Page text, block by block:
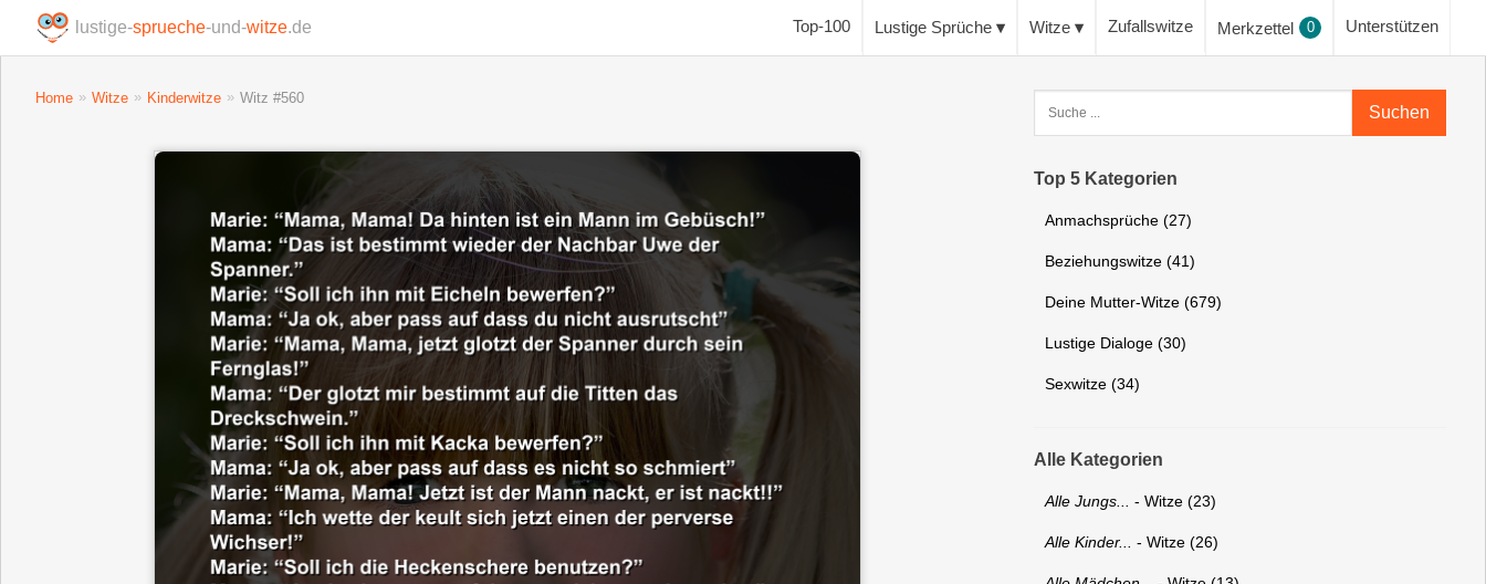
lustige-sprueche-und-witze.de Top-100 Lustige Sprüche Witze Zufallswitze Merkzettel 0 Unterstützen
Home Witze Kinderwitze Witz #560
Suchen
Top 5 Kategorien
Anmachsprüche (27)
Beziehungswitze (41)
Deine Mutter-Witze (679)
Lustige Dialoge (30)
Sexwitze (34)
Alle Kategorien
Alle Jungs... - Witze (23)
Alle Kinder... - Witze (26)